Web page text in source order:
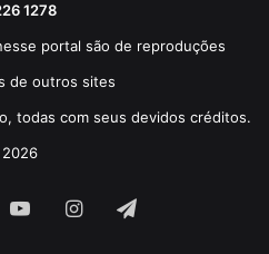
1278
portal são de reproduções
de outros sites
todas com seus devidos créditos.
2026
YouTubeInstagram